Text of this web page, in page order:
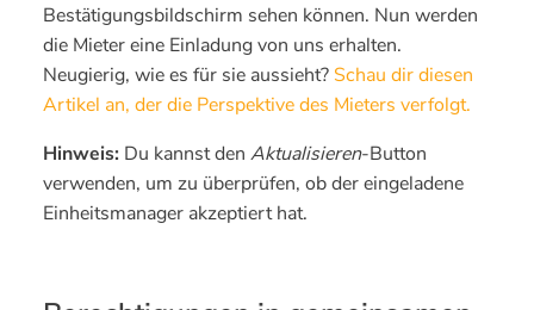
Bestätigungsbildschirm sehen können. Nun werden
die Mieter eine Einladung von uns erhalten.
Neugierig, wie es für sie aussieht? Schau dir diesen
Artikel an, der die Perspektive des Mieters verfolgt.
Hinweis: Du kannst den Aktualisieren-Button
verwenden, um zu überprüfen, ob der eingeladene
Einheitsmanager akzeptiert hat.